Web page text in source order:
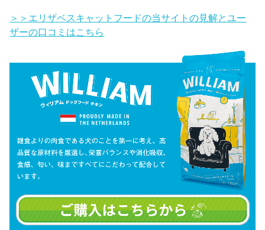
＞＞エリザベスキャットフードの当サイトの見解とユー
ザーの口コミはこちら